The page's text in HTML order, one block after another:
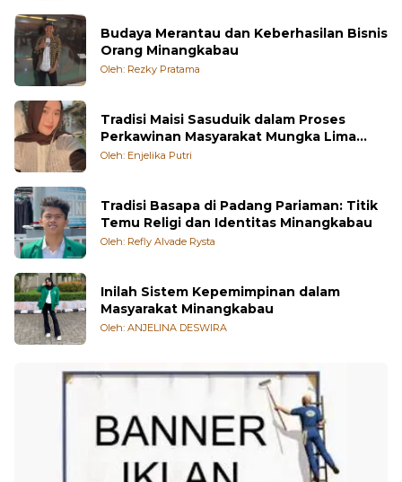
Budaya Merantau dan Keberhasilan Bisnis
Orang Minangkabau
Oleh: Rezky Pratama
Tradisi Maisi Sasuduik dalam Proses
Perkawinan Masyarakat Mungka Lima
Puluh Kota
Oleh: Enjelika Putri
Tradisi Basapa di Padang Pariaman: Titik
Temu Religi dan Identitas Minangkabau
Oleh: Refly Alvade Rysta
Inilah Sistem Kepemimpinan dalam
Masyarakat Minangkabau
Oleh: ANJELINA DESWIRA